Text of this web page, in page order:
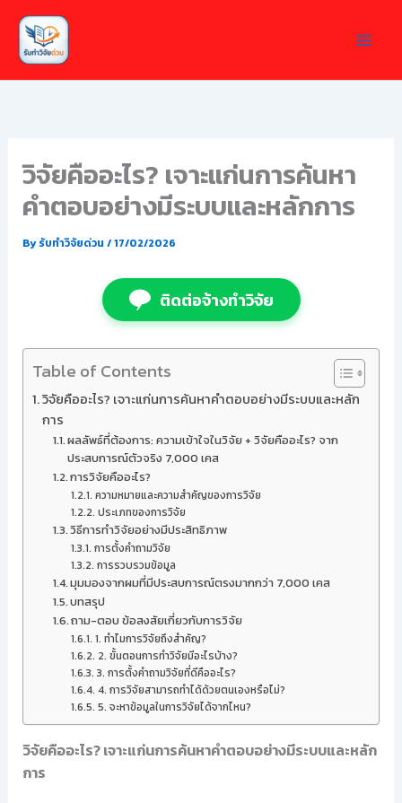
Skip
content
วิจัยคืออะไร? เจาะแก่นการค้นหา
คำตอบอย่างมีระบบและหลักการ
Byรับทำวิจัยด่วน /17/02/2026
ติดต่อจ้างทำวิจัย
Table of Contents
วิจัยคืออะไร? เจาะแก่นการค้นหาคำตอบอย่างมีระบบและหลัก
การ
ผลลัพธ์ที่ต้องการ: ความเข้าใจในวิจัย + วิจัยคืออะไร? จาก
ประสบการณ์ตัวจริง 7,000 เคส
การวิจัยคืออะไร?
ความหมายและความสำคัญของการวิจัย
ประเภทของการวิจัย
วิธีการทำวิจัยอย่างมีประสิทธิภาพ
การตั้งคำถามวิจัย
การรวบรวมข้อมูล
มุมมองจากผมที่มีประสบการณ์ตรงมากกว่า 7,000 เคส
บทสรุป
ถาม-ตอบ ข้อสงสัยเกี่ยวกับการวิจัย
1. ทำไมการวิจัยถึงสำคัญ?
2. ขั้นตอนการทำวิจัยมีอะไรบ้าง?
3. การตั้งคำถามวิจัยที่ดีคืออะไร?
4. การวิจัยสามารถทำได้ด้วยตนเองหรือไม่?
5. จะหาข้อมูลในการวิจัยได้จากไหน?
วิจัยคืออะไร? เจาะแก่นการค้นหาคำตอบอย่างมีระบบและหลัก
การ